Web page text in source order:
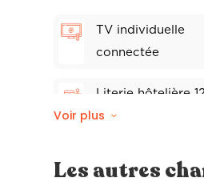
TV individuelle
connectée
Literie hôtelière
200
Voir plus
Les autres